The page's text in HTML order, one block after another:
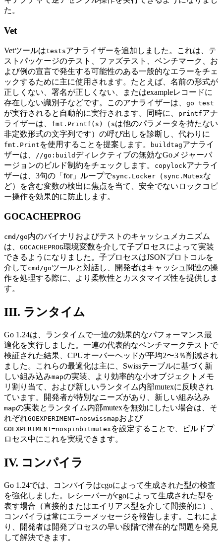
た。
Vet
Vetツールはtestsアナライザーを追加しました。これは、テ
ストパッケージのテスト、ファズテスト、ベンチマーク、お
よび例の宣言で発生する可能性のある一般的なエラーをチェ
ックするために主に使用されます。たとえば、名前の形式が
正しくない、署名が正しくない、またはexampleレコードに
存在しない識別子などです。このアナライザーは、 go test
が実行されると自動的に実行されます。同時に、 printfアナ
ライザーは、
fmt.Printf(s) （ sは他のパラメータを持たない
非定数形式の文字列です）の呼び出しを診断し、代わりに
fmt.Print を使用することを提案します。 buildtagアナライ
ザーは、
//go:build ディレクティブの無効なGoメジャーバ
ージョンのビルド制約をチェックします。
copylockアナライ
ザーは、3句の「for」ループでsync.Locker （ sync.Mutexな
ど）を含む変数の検出に焦点を当て、安全でないロックコピ
ー操作を効果的に防止します。
GOCACHEPROG
cmd/go内のバイナリおよびテストのキャッシュメカニズム
は、 GOCACHEPROG環境変数を介して子プロセスによって実装
できるようになりました。子プロセスはJSONプロトコルを
介して cmd/goツールと対話し、開発者はキャッシュ関連の操
作を処理する際に、より柔軟性とカスタマイズ性を提供しま
す。
III. ランタイム
Go 1.24は、ランタイムで一連の効果的なパフォーマンス最
適化を実行しました。一連の代表的なベンチマークテストで
検証された結果、CPUオーバーヘッドが平均2〜3％削減され
ました。これらの最適化は主に、Swissテーブルに基づく新
しい組み込みmapの実装、より効率的な小オブジェクトメモ
リ割り当て、および新しいランタイム内部mutexに反映され
ています。開発者が特別なニーズがあり、新しい組み込み
mapの実装とランタイム内部mutexを無効にしたい場合は、そ
れぞれGOEXPERIMENT=noswissmapおよび
GOEXPERIMENT=nospinbitmutex を設定することで、ビルドプ
ロセス中にこれを実現できます。
IV. コンパイラ
Go 1.24では、コンパイラはcgoによって生成された型の検査
を強化しました。レシーバーがcgoによって生成された型を
表す場合（直接的またはエイリアス型を介して間接的に）、
コンパイラは常にエラーメッセージを報告します。これによ
り、開発者は開発プロセスの早い段階で潜在的な問題を発見
して解決できます。